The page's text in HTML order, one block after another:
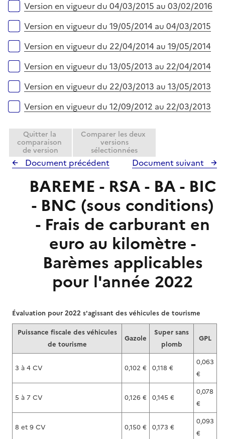
Version en vigueur du 04/03/2015 au 03/02/2016
Version en vigueur du 19/05/2014 au 04/03/2015
Version en vigueur du 22/04/2014 au 19/05/2014
Version en vigueur du 13/05/2013 au 22/04/2014
Version en vigueur du 22/03/2013 au 13/05/2013
Version en vigueur du 12/09/2012 au 22/03/2013
Quitter la
comparaison
de version
Comparer les deux
versions
sélectionnées
Document précédent Document suivant
BAREME - RSA - BA - BIC
- BNC (sous conditions)
- Frais de carburant en
euro au kilomètre -
Barèmes applicables
pour l'année 2022
Puissance fiscale des véhicules
de tourisme
Gazole
Super sans
plomb
GPL
3 à 4 CV 0,102 € 0,118 €
0,063
€
5 à 7 CV 0,126 € 0,145 €
0,078
€
8 et 9 CV 0,150 € 0,173 €
0,093
€
Évaluation pour 2022 s'agissant des véhicules de tourisme